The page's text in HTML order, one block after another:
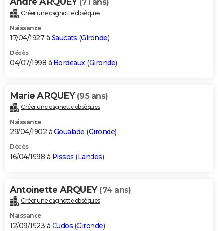
(71 ans)
Créer une cagnotte obsèques
Naissance
17/04/1927 à Saucats (Gironde)
Décès
04/07/1998 à Bordeaux(Gironde)
Marie ARQUEY (95 ans)
Créer une cagnotte obsèques
Naissance
29/04/1902 à Goualade (Gironde)
Décès
16/04/1998 à Pissos (Landes)
Antoinette ARQUEY (74 ans)
Créer une cagnotte obsèques
Naissance
12/09/1923 à Cudos (Gironde)